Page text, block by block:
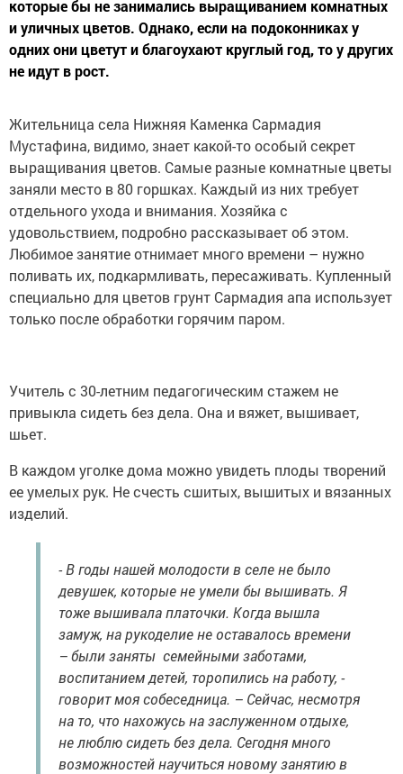
которые бы не занимались выращиванием комнатных
и уличных цветов. Однако, если на подоконниках у
одних они цветут и благоухают круглый год, то у других
не идут в рост.
Жительница села Нижняя Каменка Сармадия
Мустафина, видимо, знает какой-то особый секрет
выращивания цветов. Самые разные комнатные цветы
заняли место в 80 горшках. Каждый из них требует
отдельного ухода и внимания. Хозяйка с
удовольствием, подробно рассказывает об этом.
Любимое занятие отнимает много времени – нужно
поливать их, подкармливать, пересаживать. Купленный
специально для цветов грунт Сармадия апа использует
только после обработки горячим паром.
Учитель с 30-летним педагогическим стажем не
привыкла сидеть без дела. Она и вяжет, вышивает,
шьет.
В каждом уголке дома можно увидеть плоды творений
ее умелых рук. Не счесть сшитых, вышитых и вязанных
изделий.
- В годы нашей молодости в селе не было
девушек, которые не умели бы вышивать. Я
тоже вышивала платочки. Когда вышла
замуж, на рукоделие не оставалось времени
– были заняты семейными заботами,
воспитанием детей, торопились на работу, -
говорит моя собеседница. – Сейчас, несмотря
на то, что нахожусь на заслуженном отдыхе,
не люблю сидеть без дела. Сегодня много
возможностей научиться новому занятию в